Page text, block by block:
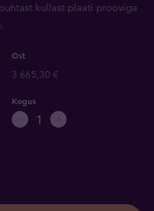
kullast plaati prooviga
Ost
3 665,30 €
Kogus